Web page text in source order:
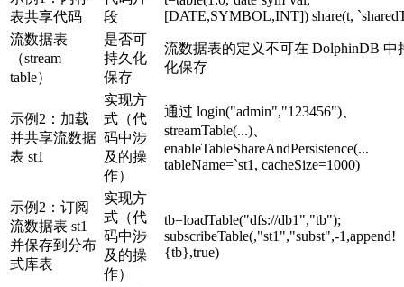
表共享代码
段
[DATE,SYMBOL,INT]) share(t,
流数据表
（stream
table）
是否可
持久化
保存
流数据表的定义不可在 DolphinDB 中
化保存
示例2：加载
并共享流数据
表 st1
实现方
式（代
码中涉
及的操
作）
通过 login("admin","123456")、
streamTable(...)、
enableTableShareAndPersistence(...
tableName=`st1, cacheSize=1000)
示例2：订阅
流数据表 st1
并保存到分布
式库表
实现方
式（代
码中涉
及的操
作）
tb=loadTable("dfs://db1","tb");
subscribeTable(,"st1","subst",-1,append!
{tb},true)